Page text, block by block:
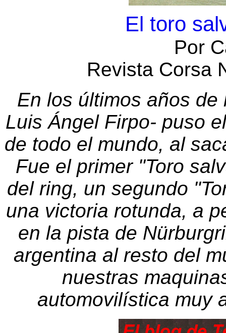
El toro
Por
Revista Corsa
En los últimos años
Luis Ángel Firpo- puso
de todo el mundo, al
Fue el primer "Toro
del ring, un segundo
una victoria rotunda, a
en la pista de
argentina al resto del
nuestras
automovilística muy